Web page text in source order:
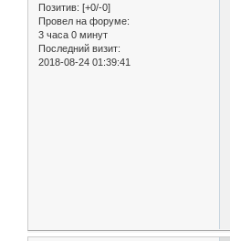
Позитив: [+0/-0]
Провел на форуме:
3 часа 0 минут
Последний визит:
2018-08-24 01:39:41